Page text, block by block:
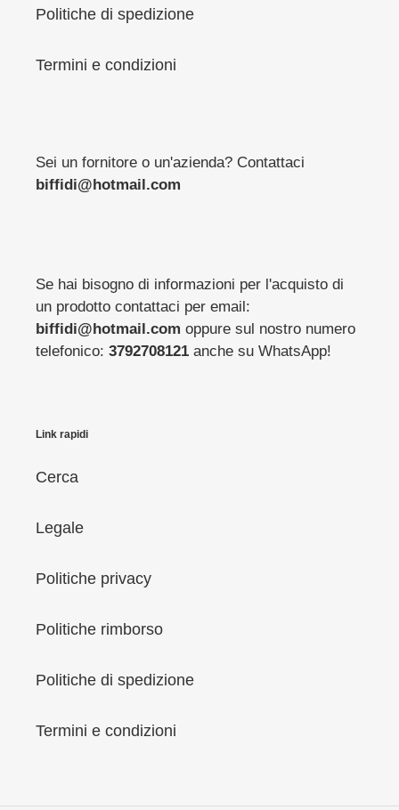
Politiche di spedizione
Termini e condizioni
Sei un fornitore o un'azienda? Contattaci
biffidi@hotmail.com
Se hai bisogno di informazioni per l'acquisto di
un prodotto contattaci per email:
biffidi@hotmail.com oppure sul nostro numero
telefonico: 3792708121 anche su WhatsApp!
Link rapidi
Cerca
Legale
Politiche privacy
Politiche rimborso
Politiche di spedizione
Termini e condizioni